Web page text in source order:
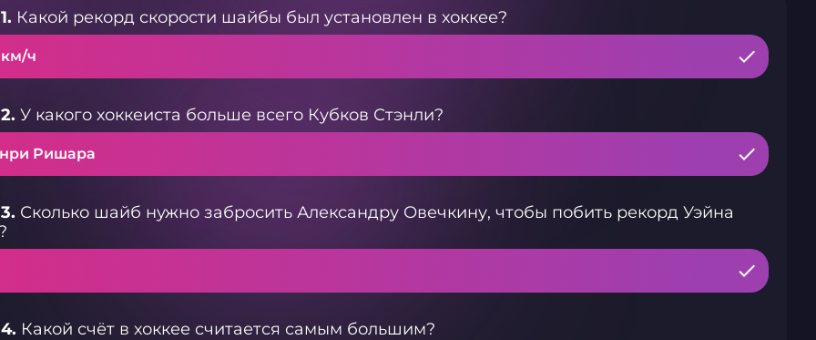
Какой рекорд скорости шайбы был установлен в хоккее?
км/ч
У какого хоккеиста больше всего Кубков Стэнли?
Ришара
Сколько шайб нужно забросить Александру Овечкину, чтобы побить рекорд Уэйна
Какой счёт в хоккее считается самым большим?